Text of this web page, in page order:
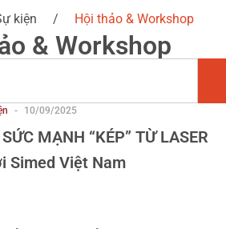
kiện / Hội thảo & Workshop
& Workshop
- 10/09/2025
MẠNH “KÉP” TỪ LASER
Simed Việt Nam